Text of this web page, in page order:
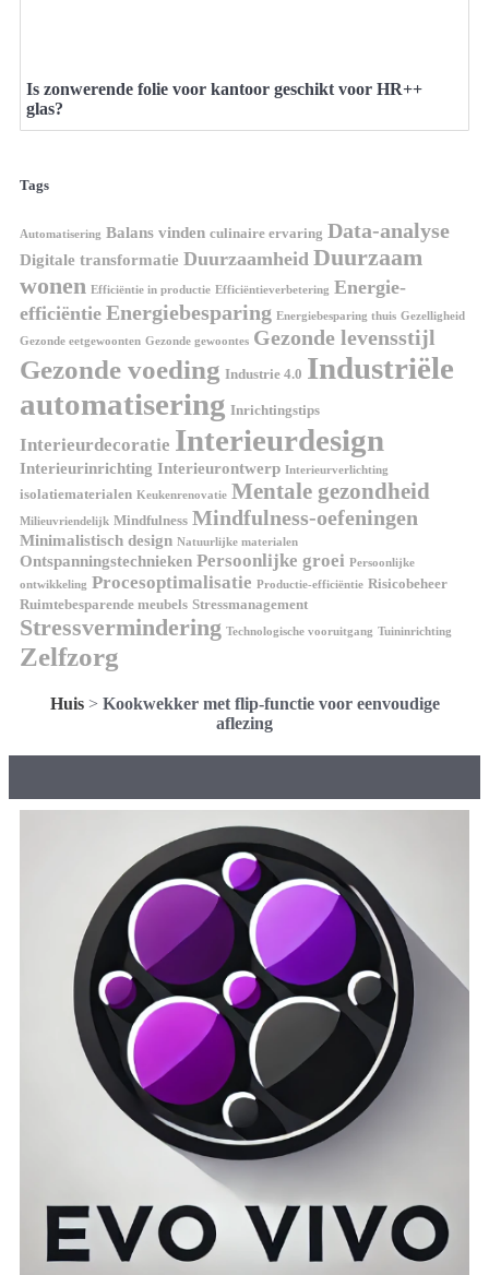
Is zonwerende folie voor kantoor geschikt voor HR++
glas?
Tags
Automatisering Balans vinden culinaire ervaring Data-analyse
Digitale transformatie Duurzaamheid Duurzaam
wonen Efficiëntie in productie Efficiëntieverbetering Energie-
efficiëntie Energiebesparing Energiebesparing thuis Gezelligheid
Gezonde eetgewoonten Gezonde gewoontes Gezonde levensstijl
Gezonde voeding Industrie 4.0 Industriële
automatisering Inrichtingstips
Interieurdecoratie Interieurdesign
Interieurinrichting Interieurontwerp Interieurverlichting
isolatiematerialen Keukenrenovatie Mentale gezondheid
Milieuvriendelijk Mindfulness Mindfulness-oefeningen
Minimalistisch design Natuurlijke materialen
Ontspanningstechnieken Persoonlijke groei Persoonlijke
ontwikkeling Procesoptimalisatie Productie-efficiëntie Risicobeheer
Ruimtebesparende meubels Stressmanagement
Stressvermindering Technologische vooruitgang Tuininrichting
Zelfzorg
Huis> Kookwekker met flip-functie voor eenvoudige
aflezing